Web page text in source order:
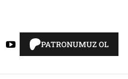
PATRONUMUZ OL